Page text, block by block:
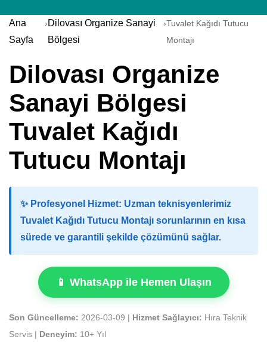
Ana
Sayfa
›Dilovası Organize Sanayi
Bölgesi
›Tuvalet Kağıdı Tutucu
Montajı
Dilovası Organize
Sanayi Bölgesi
Tuvalet Kağıdı
Tutucu Montajı
✨ Profesyonel Hizmet: Uzman teknisyenlerimiz
Tuvalet Kağıdı Tutucu Montajı sorunlarının en kısa
sürede ve garantili şekilde çözümünü sağlar.
📱 WhatsApp ile Hemen Ulaşın
Son Güncelleme: 2026-03-09 | Hizmet Sağlayıcı: Hıra Teknik
Servis |
Deneyim: 10+ Yıl